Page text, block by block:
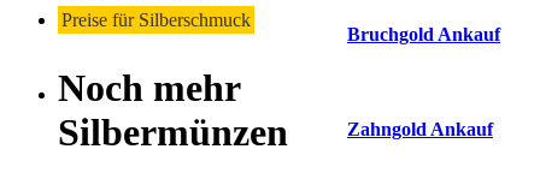
Preise für Silberschmuck
Noch mehr
Silbermünzen
Bruchgold Ankauf
Zahngold Ankauf